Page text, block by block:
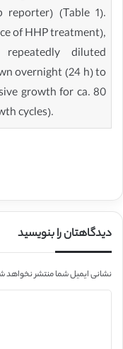
reporter) (Table 1).
of HHP treatment),
diluted
overnight (24 h) to
growth for ca. 80
cycles).
دیدگاهتان را بنویسید
نشانی ایمیل شما منتشر نخواهد